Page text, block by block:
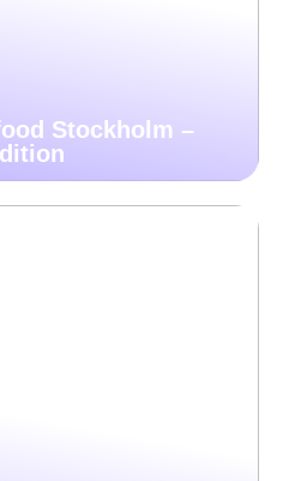
Stockholm –